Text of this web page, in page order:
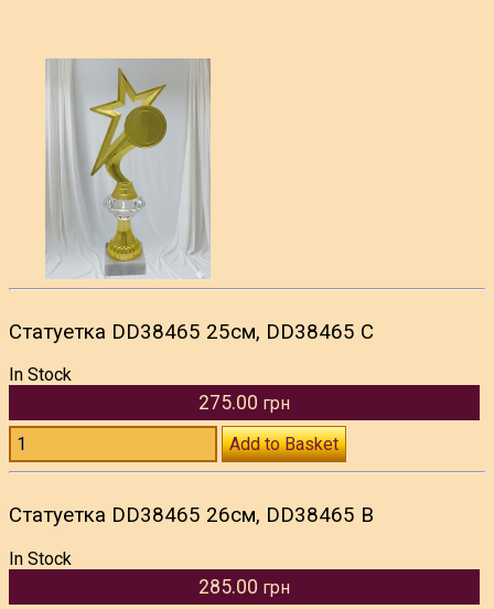
Статуетка DD38465 25см, DD38465 C
In Stock
275.00 грн
Add to Basket
Статуетка DD38465 26см, DD38465 B
In Stock
285.00 грн